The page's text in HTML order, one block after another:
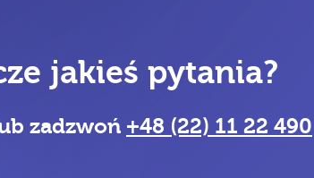
jakieś pytania?
zadzwoń +48 (22) 11 22 490